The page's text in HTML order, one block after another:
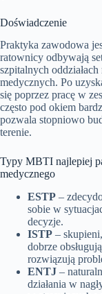
Doświadczenie
Praktyka zawodowa
ratownicy odbywają
szpitalnych
medycznych. Po
się poprzez pracę w
często pod okiem
pozwala stopniowo
terenie.
Typy MBTI najlepiej
medycznego
ESTP –
sobie w
decyzje.
ISTP –
dobrze
rozwiązują
ENTJ –
działania w